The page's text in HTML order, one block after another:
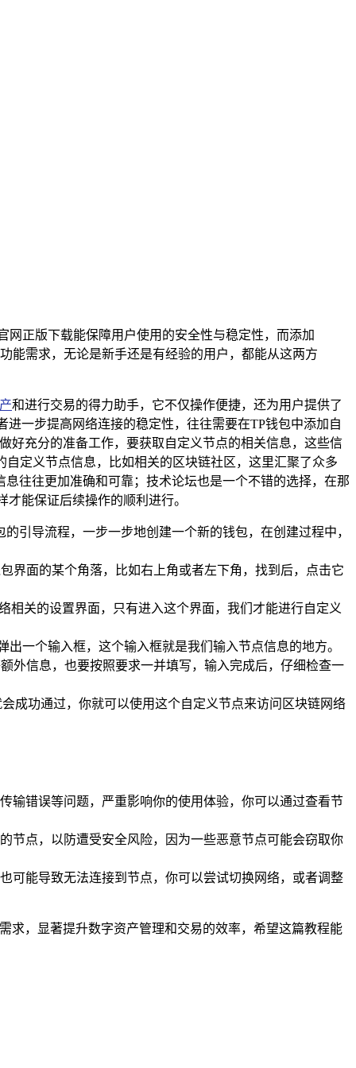
网正版下载能保障用户使用的安全性与稳定性，而添加
能需求，无论是新手还是有经验的用户，都能从这两方
和进行交易的得力助手，它不仅操作便捷，还为用户提供了
一步提高网络连接的稳定性，往往需要在TP钱包中添加自
好充分的准备工作，要获取自定义节点的相关信息，这些信
定义节点信息，比如相关的区块链社区，这里汇聚了众多
往往更加准确和可靠；技术论坛也是一个不错的选择，在那
能保证后续操作的顺利进行。
引导流程，一步一步地创建一个新的钱包，在创建过程中，
界面的某个角落，比如右上角或者左下角，找到后，点击它
相关的设置界面，只有进入这个界面，我们才能进行自定义
一个输入框，这个输入框就是我们输入节点信息的地方。
外信息，也要按照要求一并填写，输入完成后，仔细检查一
成功通过，你就可以使用这个自定义节点来访问区块链网络
输错误等问题，严重影响你的使用体验，你可以通过查看节
节点，以防遭受安全风险，因为一些恶意节点可能会窃取你
可能导致无法连接到节点，你可以尝试切换网络，或者调整
求，显著提升数字资产管理和交易的效率，希望这篇教程能